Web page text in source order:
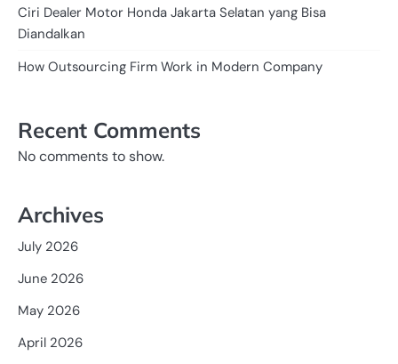
Ciri Dealer Motor Honda Jakarta Selatan yang Bisa
Diandalkan
How Outsourcing Firm Work in Modern Company
Recent Comments
No comments to show.
Archives
July 2026
June 2026
May 2026
April 2026